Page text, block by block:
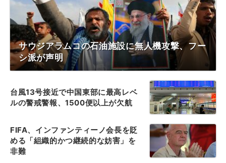
サウジアラムコの石油施設に無人機攻撃、フー
シ派が声明
台風13号接近で中国東部に最高レベ
ルの警戒警報、1500便以上が欠航
FIFA、インファンティーノ会長を貶
める「組織的かつ継続的な妨害」を
非難